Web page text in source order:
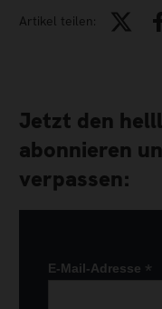
Artikel teilen:
Jetzt den
abonnieren
verpassen:
E-Mail-Adresse *